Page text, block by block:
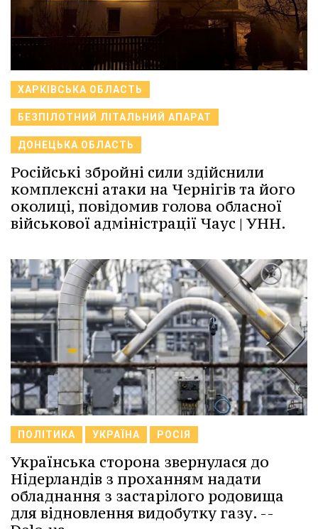
ХАРКІВСЬКА ОБЛАСТЬ
БЕЗПІЛОТНИЙ ЛІТАЛЬНИЙ АПАРАТ
ДОНЕЦЬКА ОБЛАСТЬ
Російські збройні сили здійснили
комплексні атаки на Чернігів та його
околиці, повідомив голова обласної
військової адміністрації Чаус | УНН.
ПОЛІТИКА УКРАЇНА РОСІЯ
Українська сторона звернулася до
Нідерландів з проханням надати
обладнання з застарілого родовища
для відновлення видобутку газу. --